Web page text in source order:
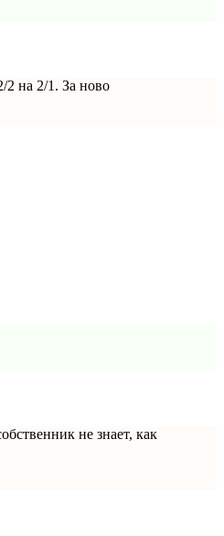
2 на 2/1. За ново
не знает, как